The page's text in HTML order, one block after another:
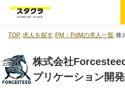
企業を探す
TOP 求人を探す PM・PdMの求人一覧 株
株式会社
プリケーション開